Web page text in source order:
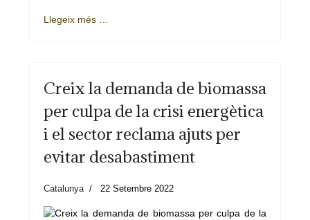
Llegeix més …
Creix la demanda de biomassa
per culpa de la crisi energètica
i el sector reclama ajuts per
evitar desabastiment
Catalunya 22 Setembre 2022